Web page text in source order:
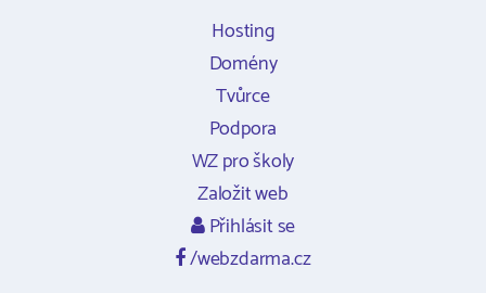
Hosting
Domény
Tvůrce
Podpora
WZ pro školy
Založit web
Přihlásit se
/webzdarma.cz